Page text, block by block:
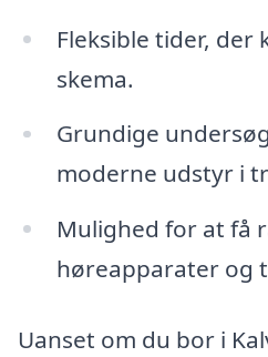
Fleksible tider, der
skema.
Grundige
moderne udstyr i
Mulighed for at få
høreapparater og
Uanset om du bor i